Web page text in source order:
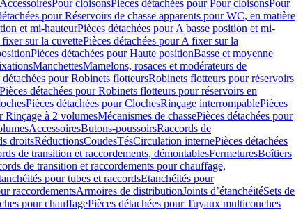
Pour cloisonsPièces détachées pour Pour cloisonsPour
pour Réservoirs de chasse apparents pour WC, en matière
et mi-hauteurPièces détachées pour A basse position et mi-
sur la cuvettePièces détachées pour A fixer sur la
Pièces détachées pour Haute positionBasse et moyenne
ManchettesMamelons, rosaces et modérateurs de
détachées pour Robinets flotteursRobinets flotteurs pour réservoirs
Pièces détachées pour Robinets flotteurs pour réservoirs en
Pièces détachées pour ClochesRinçage interrompablePièces
Rinçage à 2 volumesMécanismes de chassePièces détachées pour
AccessoiresButons-poussoirsRaccords de
droitsRéductionsCoudesTésCirculation internePièces détachées
de transition et raccordements, démontablesFermeturesBoîtiers
de transition et raccordements pour chauffage,
pour tubes et raccordsEtanchéités pour
raccordementsArmoires de distributionJoints d’étanchéitéSets de
pour chauffagePièces détachées pour Tuyaux multicouches